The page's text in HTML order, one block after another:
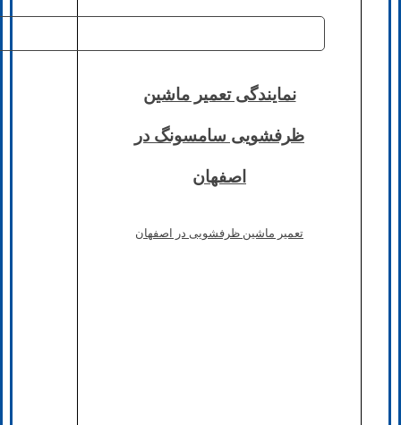
نمایندگی تعمیر ماشین
ظرفشویی سامسونگ در
اصفهان
تعمیر ماشین ظرفشویی در اصفهان